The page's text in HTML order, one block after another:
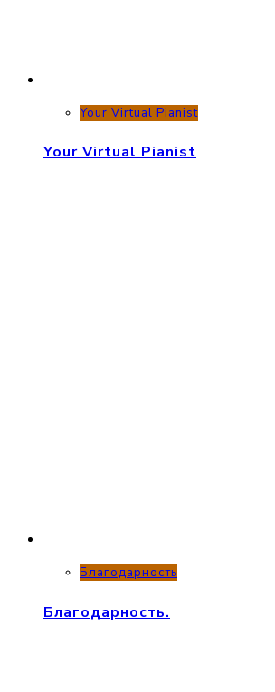
Your Virtual Pianist
Your Virtual Pianist
Благодарность
Благодарность.